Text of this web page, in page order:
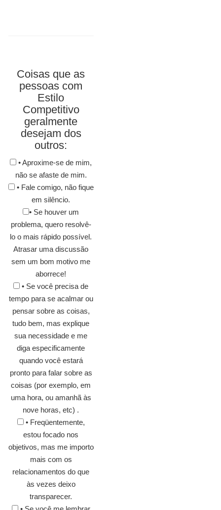
Coisas que as
pessoas com
Estilo
Competitivo
geralmente
desejam dos
outros:
• Aproxime-se de mim,
não se afaste de mim.
• Fale comigo, não fique
em silêncio.
• Se houver um
problema, quero resolvê-
lo o mais rápido possível.
Atrasar uma discussão
sem um bom motivo me
aborrece!
• Se você precisa de
tempo para se acalmar ou
pensar sobre as coisas,
tudo bem, mas explique
sua necessidade e me
diga especificamente
quando você estará
pronto para falar sobre as
coisas (por exemplo, em
uma hora, ou amanhã às
nove horas, etc) .
• Freqüentemente,
estou focado nos
objetivos, mas me importo
mais com os
relacionamentos do que
às vezes deixo
transparecer.